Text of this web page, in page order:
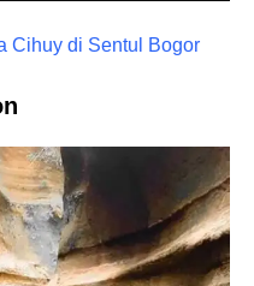
Cihuy di Sentul Bogor